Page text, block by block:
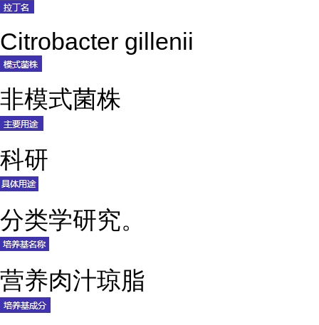
Citrobacter gillenii
非模式菌株
科研
分类学研究。
营养肉汁琼脂